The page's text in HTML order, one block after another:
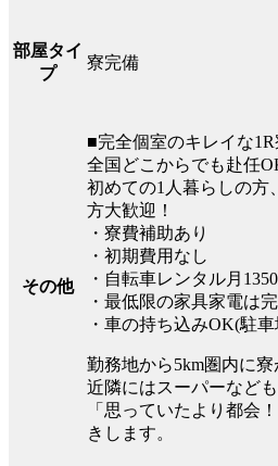
部屋タイ
プ
寮完備
その他
■完全個室のキレイな
全国どこからでも赴任
初めての1人暮らしの方
方大歓迎！
・寮費補助あり
・初期費用なし
・自転車レンタル月
・最低限の家具家電は
・車の持ち込みOK(駐
勤務地から5km圏内に寮
近隣にはスーパーなど
「思っていたより都会
きします。